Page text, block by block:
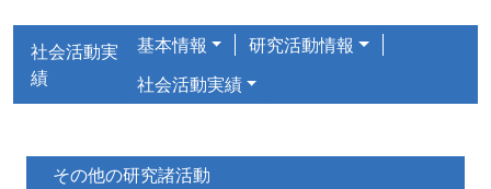
社会活動実
績
基本情報
研究活動情報
社会活動実績
その他の研究諸活動